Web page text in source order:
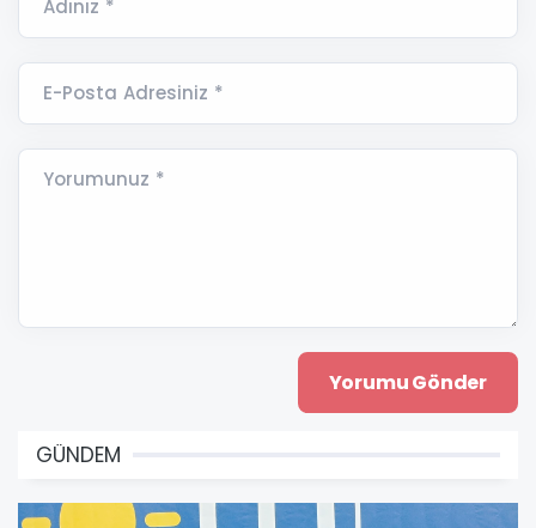
Adınız *
E-Posta Adresiniz *
Yorumunuz *
GÜNDEM